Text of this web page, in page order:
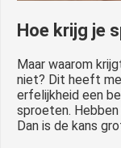
Hoe krijg je
Maar waarom
niet? Dit heeft
erfelijkheid een
sproeten.
Dan is de kans